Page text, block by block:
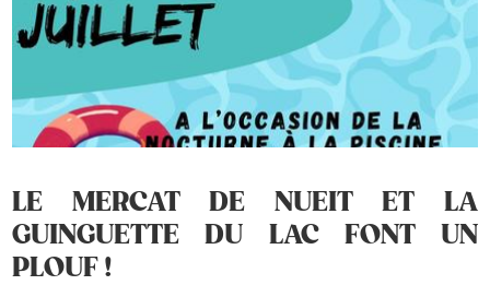
LE MERCAT DE NUEIT ET LA
GUINGUETTE DU LAC FONT UN
PLOUF !